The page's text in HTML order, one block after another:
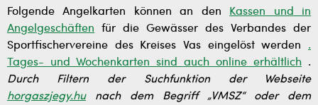
Folgende Angelkarten können an den
Kassen und in
Angelgeschäften für die Gewässer des Verbandes der
Sportfischervereine des Kreises Vas eingelöst werden .
Tages- und Wochenkarten sind auch online erhältlich .
Durch Filtern der Suchfunktion der Webseite
horgaszjegy.hunach dem Begriff „VMSZ“ oder dem